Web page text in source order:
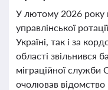
У лютому 2026 року
управлінської
Україні, так і за
області звільнився
міграційної служби
очолював відомство